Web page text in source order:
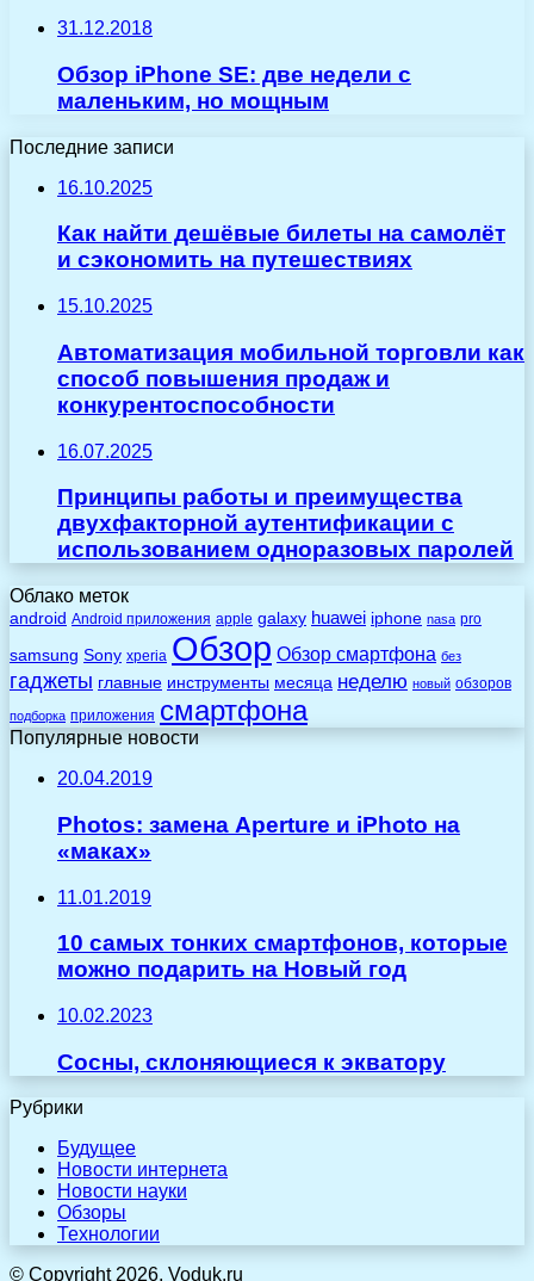
31.12.2018
Обзор iPhone SE: две недели с
маленьким, но мощным
Последние записи
16.10.2025
Как найти дешёвые билеты на самолёт
и сэкономить на путешествиях
15.10.2025
Автоматизация мобильной торговли как
способ повышения продаж и
конкурентоспособности
16.07.2025
Принципы работы и преимущества
двухфакторной аутентификации с
использованием одноразовых паролей
Облако меток
android Android приложения apple galaxy huawei iphone nasa pro
samsung Sony xperia Обзор Обзор смартфона без
гаджеты главные инструменты месяца неделю новый обзоров
подборка приложения смартфона
Популярные новости
20.04.2019
Photos: замена Aperture и iPhoto на
«маках»
11.01.2019
10 самых тонких смартфонов, которые
можно подарить на Новый год
10.02.2023
Сосны, склоняющиеся к экватору
Рубрики
Будущее
Новости интернета
Новости науки
Обзоры
Технологии
© Copyright 2026, Voduk.ru